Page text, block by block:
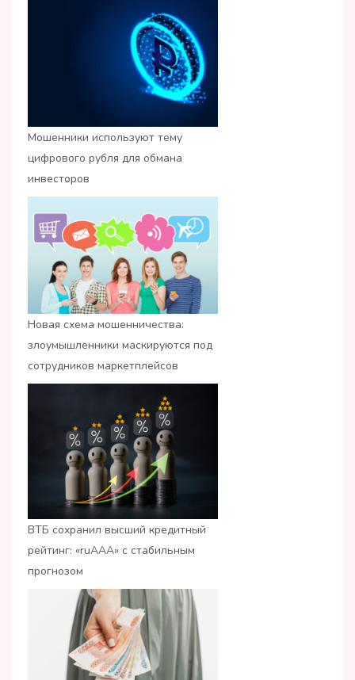
Мошенники используют тему
цифрового рубля для обмана
инвесторов
Новая схема мошенничества:
злоумышленники маскируются под
сотрудников маркетплейсов
ВТБ сохранил высший кредитный
рейтинг: «ruАAA» с стабильным
прогнозом